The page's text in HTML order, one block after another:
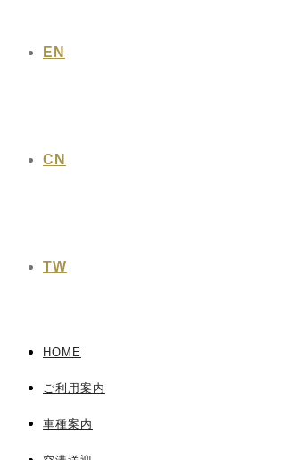
EN
CN
TW
HOME
ご利用案内
車種案内